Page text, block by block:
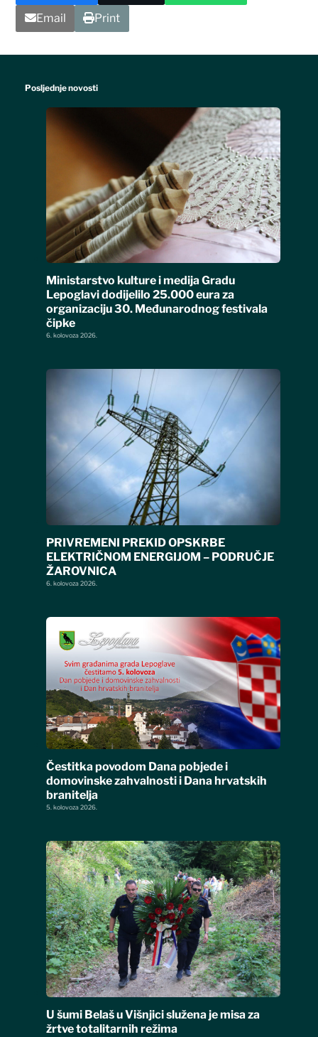
Email
Print
Posljednje novosti
Ministarstvo kulture i medija Gradu
Lepoglavi dodijelilo 25.000 eura za
organizaciju 30. Međunarodnog festivala
čipke
6. kolovoza 2026.
PRIVREMENI PREKID OPSKRBE
ELEKTRIČNOM ENERGIJOM – PODRUČJE
ŽAROVNICA
6. kolovoza 2026.
Čestitka povodom Dana pobjede i
domovinske zahvalnosti i Dana hrvatskih
branitelja
5. kolovoza 2026.
U šumi Belaš u Višnjici služena je misa za
žrtve totalitarnih režima